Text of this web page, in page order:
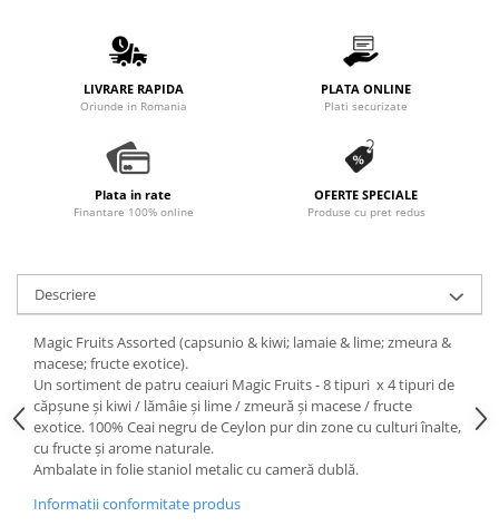
LIVRARE RAPIDA
Oriunde in Romania
PLATA ONLINE
Plati securizate
Plata in rate
Finantare 100% online
OFERTE SPECIALE
Produse cu pret redus
Descriere
Magic Fruits Assorted (capsunio & kiwi; lamaie & lime; zmeura &
macese; fructe exotice).
Un sortiment de patru ceaiuri Magic Fruits - 8 tipuri x 4 tipuri de
căpșune și kiwi / lămâie și lime / zmeură și macese / fructe
exotice. 100% Ceai negru de Ceylon pur din zone cu culturi înalte,
cu fructe și arome naturale.
Ambalate in folie staniol metalic cu cameră dublă.
Informatii conformitate produs